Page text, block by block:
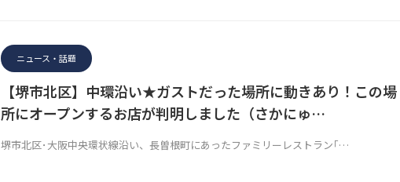
ニュース・話題
【堺市北区】中環沿い★ガストだった場所に動きあり！この場
所にオープンするお店が判明しました（さかにゅ…
堺市北区･大阪中央環状線沿い、長曽根町にあったファミリーレストラン｢…